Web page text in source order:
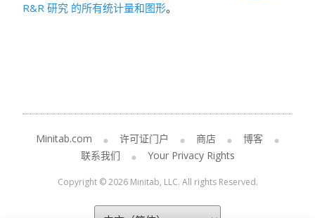
R&R 研究 的所有统计量和图形。
Minitab.com 许可证门户 商店
博客
联系我们
Your Privacy Rights
Copyright © 2026 Minitab, LLC. All rights Reserved.